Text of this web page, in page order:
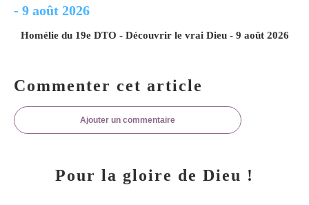
Homélie du 19e DTO - Découvrir le vrai Dieu - 9 août 2026
Commenter cet article
Ajouter un commentaire
Pour la gloire de Dieu !